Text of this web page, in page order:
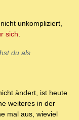
unkompliziert,
sich.
du als
ändert, ist heute
weiteres in der
mal aus, wieviel